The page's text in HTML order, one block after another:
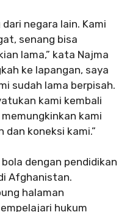
negara lain. Kami
senang bisa
lama,” kata Najma
ke lapangan, saya
sudah lama berpisah.
kami kembali
kami
koneksi kami.”
dengan pendidikan
Afghanistan.
halaman
hukum